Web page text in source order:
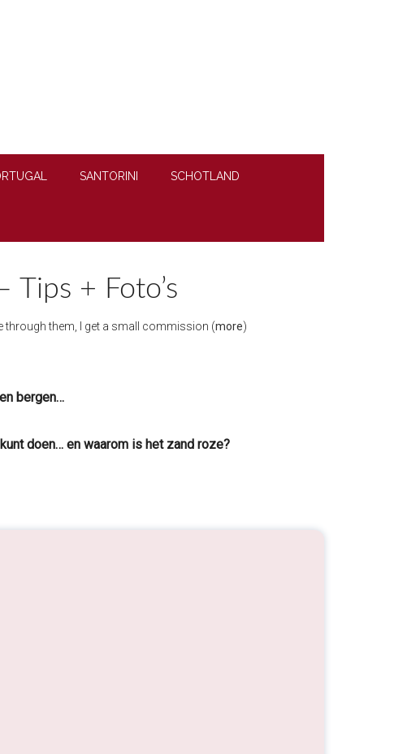
SANTORINI SCHOTLAND
Tips + Foto’s
through them, I get a small commission (more)
bergen…
doen… en waarom is het zand roze?